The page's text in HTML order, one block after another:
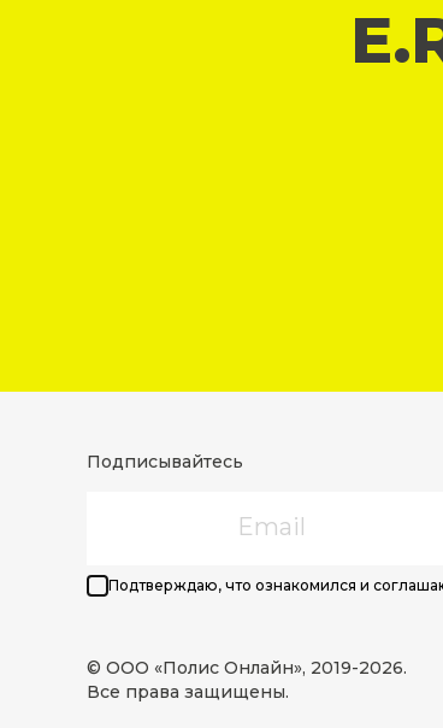
Подписывайтесь
Подтверждаю, что ознакомился и
© ООО «Полис Онлайн», 2019-2026.
Все права защищены.